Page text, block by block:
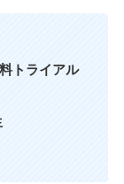
トライアル